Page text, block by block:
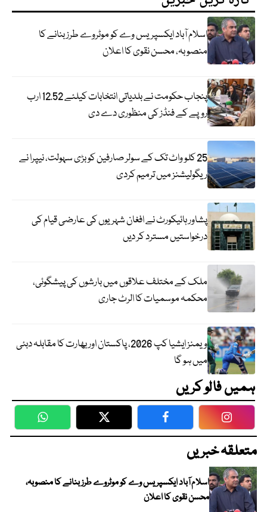
اسلام آباد ایکسپریس وے کو موٹروے طرز بنانے کا
منصوبہ، محسن نقوی کا اعلان
پنجاب حکومت نے بلدیاتی انتخابات کیلئے 12.52 ارب
روپے کے فنڈز کی منظوری دے دی
25 کلو واٹ تک کے سولر صارفین کو بڑی سہولت، نیپرا نے
ریگولیشنز میں ترمیم کردی
پشاور ہائیکورٹ نے افغان شہریوں کی عارضی قیام کی
درخواستیں مسترد کر دیں
ملک کے مختلف علاقوں میں بارشوں کی پیشگوئی،
محکمہ موسمیات کا الرٹ جاری
ویمنز ایشیا کپ 2026، پاکستان اور بھارت کا مقابلہ دبئی
میں ہو گا
ہمیں فالو کریں
WhatsApp Twitter Facebook
متعلقہ خبریں
اسلام آباد ایکسپریس وے کو موٹروے طرز بنانے کا منصوبہ،
محسن نقوی کا اعلان